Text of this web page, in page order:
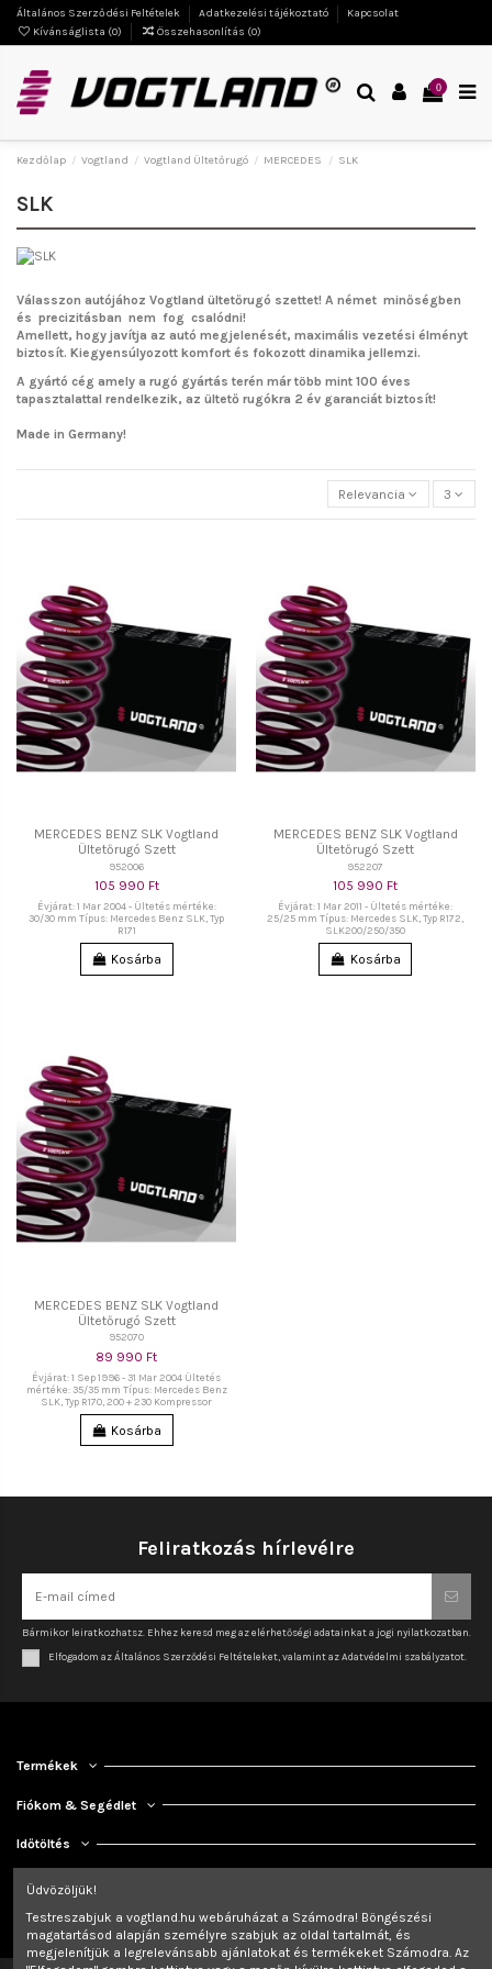
Általános Szerződési Feltételek Adatkezelési tájékoztató
Kapcsolat
Kívánságlista (0) Összehasonlítás (0)
0
Kezdőlap Vogtland Vogtland Ültetőrugó MERCEDES SLK
SLK
Válasszon autójához Vogtland ültetőrugó szettet! A német minőségben
és precizitásban nem fog csalódni!
Amellett, hogy javítja az autó megjelenését, maximális vezetési élményt
biztosít. Kiegyensúlyozott komfort és fokozott dinamika jellemzi.
A gyártó cég amely a rugó gyártás terén már több mint 100 éves
tapasztalattal rendelkezik, az ültető rugókra 2 év garanciát biztosít!
Made in Germany!
Relevancia 3
MERCEDES BENZ SLK Vogtland
Ültetőrugó Szett
952006
105 990 Ft
Évjárat: 1 Mar 2004 - Ültetés mértéke:
30/30 mm Típus: Mercedes Benz SLK, Typ
R171
Kosárba
MERCEDES BENZ SLK Vogtland
Ültetőrugó Szett
952207
105 990 Ft
Évjárat: 1 Mar 2011 - Ültetés mértéke:
25/25 mm Típus: Mercedes SLK, Typ R172,
SLK200/250/350
Kosárba
MERCEDES BENZ SLK Vogtland
Ültetőrugó Szett
952070
89 990 Ft
Évjárat: 1 Sep 1996 - 31 Mar 2004 Ültetés
mértéke: 35/35 mm Típus: Mercedes Benz
SLK, Typ R170, 200 + 230 Kompressor
Kosárba
Feliratkozás hírlevélre
Bármikor leiratkozhatsz. Ehhez keresd meg az elérhetőségi adatainkat a jogi nyilatkozatban.
Elfogadom az Általános Szerződési Feltételeket, valamint az Adatvédelmi szabályzatot.
Termékek
Fiókom & Segédlet
Időtöltés
Kapcsolat
Üdvözöljük!
Testreszabjuk a vogtland.hu webáruházat a Számodra! Böngészési
magatartásod alapján személyre szabjuk az oldal tartalmát, és
megjelenítjük a legrelevánsabb ajánlatokat és termékeket Számodra. Az